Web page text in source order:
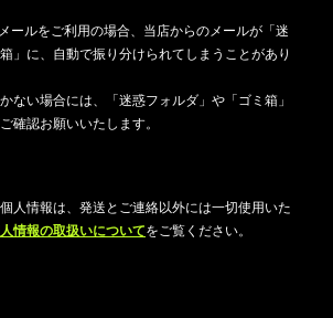
ールをご利用の場合、当店からのメールが「迷
」に、自動で振り分けられてしまうことがあり
ない場合には、「迷惑フォルダ」や「ゴミ箱」
確認お願いいたします。
人情報は、発送とご連絡以外には一切使用いた
情報の取扱いについてをご覧ください。